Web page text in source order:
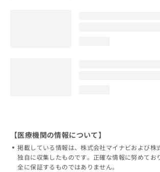
【医療機関の情報について】
掲載している情報は、株式会社マイナビおよび株
独自に収集したものです。正確な情報に努めてお
全に保証するものではありません。